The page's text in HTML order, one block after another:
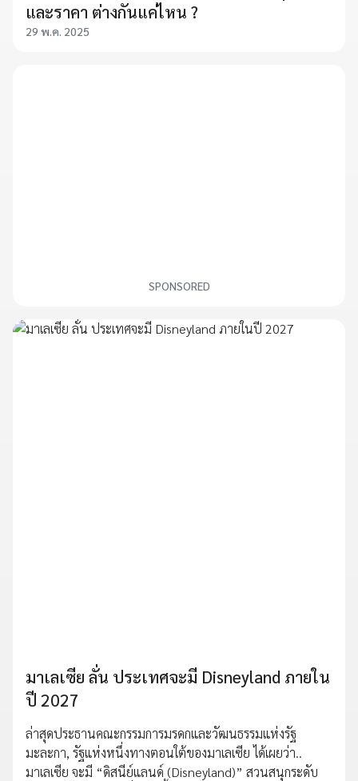
และราคา ต่างกันแค่ไหน ?
29 พ.ค. 2025
SPONSORED
มาเลเซีย ลั่น ประเทศจะมี Disneyland ภายใน
ปี 2027
ล่าสุดประธานคณะกรรมการมรดกและวัฒนธรรมแห่งรัฐ
มะละกา, รัฐแห่งหนึ่งทางตอนใต้ของมาเลเซีย ได้เผยว่า..
มาเลเซีย จะมี “ดิสนีย์แลนด์ (Disneyland)” สวนสนุกระดับ